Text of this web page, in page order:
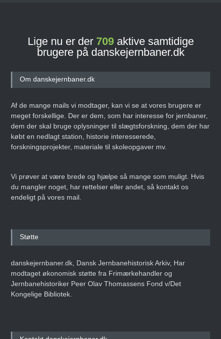
Lige nu er der 709aktive samtidige
brugere på danskejernbaner.dk
Om danskejernbaner.dk
Af de mange mails vi modtager, kan vi se at vores brugere er
meget forskellige. Der er dem, som har interesse for jernbaner,
dem der skal bruge oplysninger til slægtsforskning, dem der har
købt en nedlagt station, historie interesserede,
forskningsprojekter, materiale til skoleopgaver mv.
Vi prøver at være brede og hjælpe så mange som muligt. Hvis
du mangler noget, har rettelser eller andet, så kontakt os
endeligt på vores mail.
Støtte
danskejernbaner.dk, Dansk Jernbanehistorisk Arkiv, Har
modtaget økonomisk støtte fra Frimærkehandler og
Jernbanehistoriker Peer Olav Thomassens Fond v/Det
Kongelige Bibliotek.